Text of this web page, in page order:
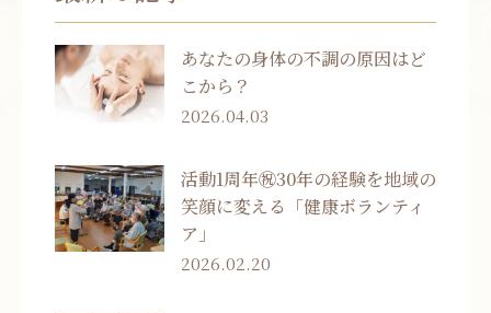
あなたの身体の不調の原因はど
こから？
2026.04.03
活動1周年㊗30年の経験を地域の
笑顔に変える「健康ボランティ
ア」
2026.02.20